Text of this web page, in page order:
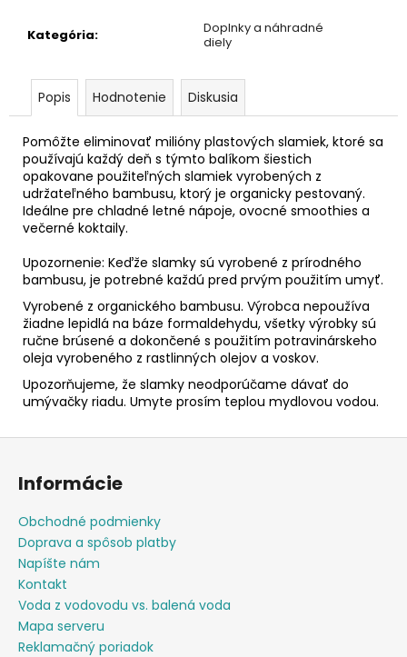
Kategória:
Doplnky a náhradné
diely
Popis Hodnotenie Diskusia
Pomôžte eliminovať milióny plastových slamiek, ktoré sa
používajú každý deň s týmto balíkom šiestich
opakovane použiteľných slamiek vyrobených z
udržateľného bambusu, ktorý je organicky pestovaný.
Ideálne pre chladné letné nápoje, ovocné smoothies a
večerné koktaily.
Upozornenie: Keďže slamky sú vyrobené z prírodného
bambusu, je potrebné každú pred prvým použitím umyť.
Vyrobené z organického bambusu. Výrobca nepoužíva
žiadne lepidlá na báze formaldehydu, všetky výrobky sú
ručne brúsené a dokončené s použitím potravinárskeho
oleja vyrobeného z rastlinných olejov a voskov.
Upozorňujeme, že slamky neodporúčame dávať do
umývačky riadu. Umyte prosím teplou mydlovou vodou.
Z
Informácie
Obchodné podmienky
Doprava a spôsob platby
Napíšte nám
Kontakt
Voda z vodovodu vs. balená voda
Mapa serveru
Reklamačný poriadok